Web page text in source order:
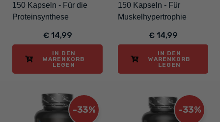
150 Kapseln - Für die
Proteinsynthese
€ 14,99
IN DEN
WARENKORB
LEGEN
150 Kapseln - Für
Muskelhypertrophie
€ 14,99
IN DEN
WARENKORB
LEGEN
-33% -33%